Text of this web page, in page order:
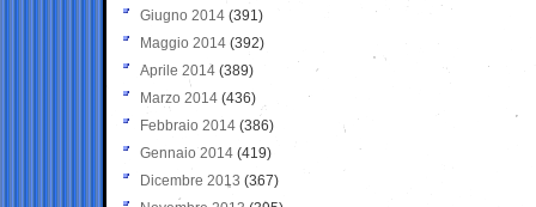
Giugno 2014 (391)
Maggio 2014 (392)
Aprile 2014 (389)
Marzo 2014 (436)
Febbraio 2014 (386)
Gennaio 2014 (419)
Dicembre 2013 (367)